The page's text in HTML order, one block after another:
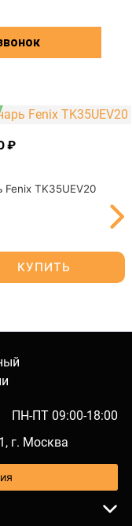
Fenix TK35UEV20
КУПИТЬ
ПН-ПТ 09:00-18:00
г. Москва